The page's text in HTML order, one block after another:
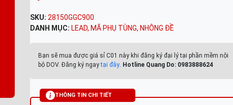
SKU: 28150GGC900
DANH MỤC: LEAD, MÃ PHỤ TÙNG, NHÔNG ĐỀ
Bạn sẽ mua được giá sỉ C01 này khi đăng ký đại lý tại phần mềm nội
bộ DOV. Đăng ký ngaytại đây. Hotline Quang Do: 0983888624
THÔNG TIN CHI TIẾT